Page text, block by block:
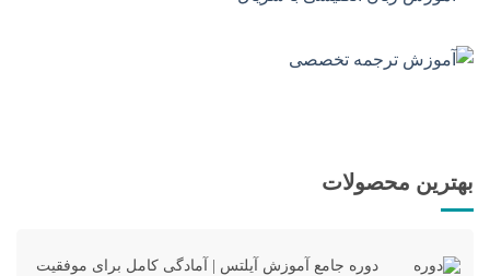
بهترین محصولات
دوره جامع آموزش آیلتس | آمادگی کامل برای موفقیت